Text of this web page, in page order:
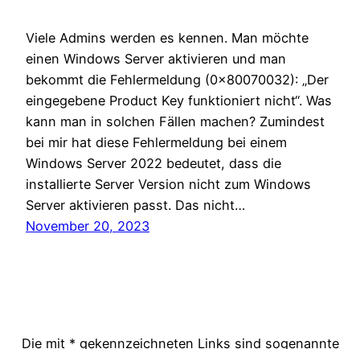
Viele Admins werden es kennen. Man möchte
einen Windows Server aktivieren und man
bekommt die Fehlermeldung (0x80070032): „Der
eingegebene Product Key funktioniert nicht“. Was
kann man in solchen Fällen machen? Zumindest
bei mir hat diese Fehlermeldung bei einem
Windows Server 2022 bedeutet, dass die
installierte Server Version nicht zum Windows
Server aktivieren passt. Das nicht…
November 20, 2023
Die mit * gekennzeichneten Links sind sogenannte